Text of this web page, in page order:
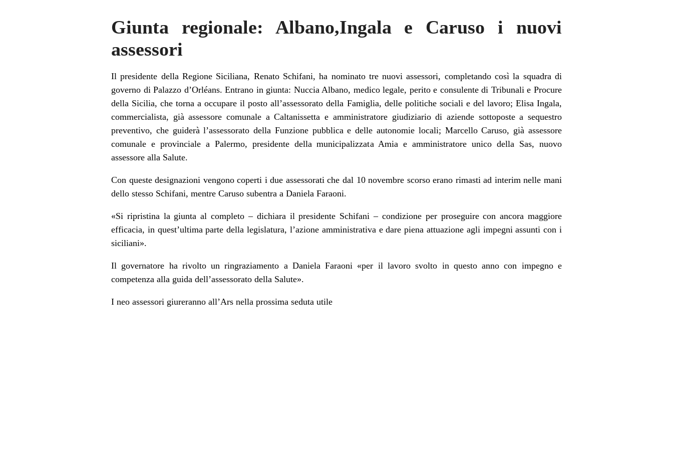
Giunta regionale: Albano,Ingala e Caruso i nuovi
assessori
Il presidente della Regione Siciliana, Renato Schifani, ha nominato tre nuovi assessori, completando così la squadra di
governo di Palazzo d’Orléans. Entrano in giunta: Nuccia Albano, medico legale, perito e consulente di Tribunali e Procure
della Sicilia, che torna a occupare il posto all’assessorato della Famiglia, delle politiche sociali e del lavoro; Elisa Ingala,
commercialista, già assessore comunale a Caltanissetta e amministratore giudiziario di aziende sottoposte a sequestro
preventivo, che guiderà l’assessorato della Funzione pubblica e delle autonomie locali; Marcello Caruso, già assessore
comunale e provinciale a Palermo, presidente della municipalizzata Amia e amministratore unico della Sas, nuovo
assessore alla Salute.
Con queste designazioni vengono coperti i due assessorati che dal 10 novembre scorso erano rimasti ad interim nelle mani
dello stesso Schifani, mentre Caruso subentra a Daniela Faraoni.
«Si ripristina la giunta al completo – dichiara il presidente Schifani – condizione per proseguire con ancora maggiore
efficacia, in quest’ultima parte della legislatura, l’azione amministrativa e dare piena attuazione agli impegni assunti con i
siciliani».
Il governatore ha rivolto un ringraziamento a Daniela Faraoni «per il lavoro svolto in questo anno con impegno e
competenza alla guida dell’assessorato della Salute».
I neo assessori giureranno all’Ars nella prossima seduta utile